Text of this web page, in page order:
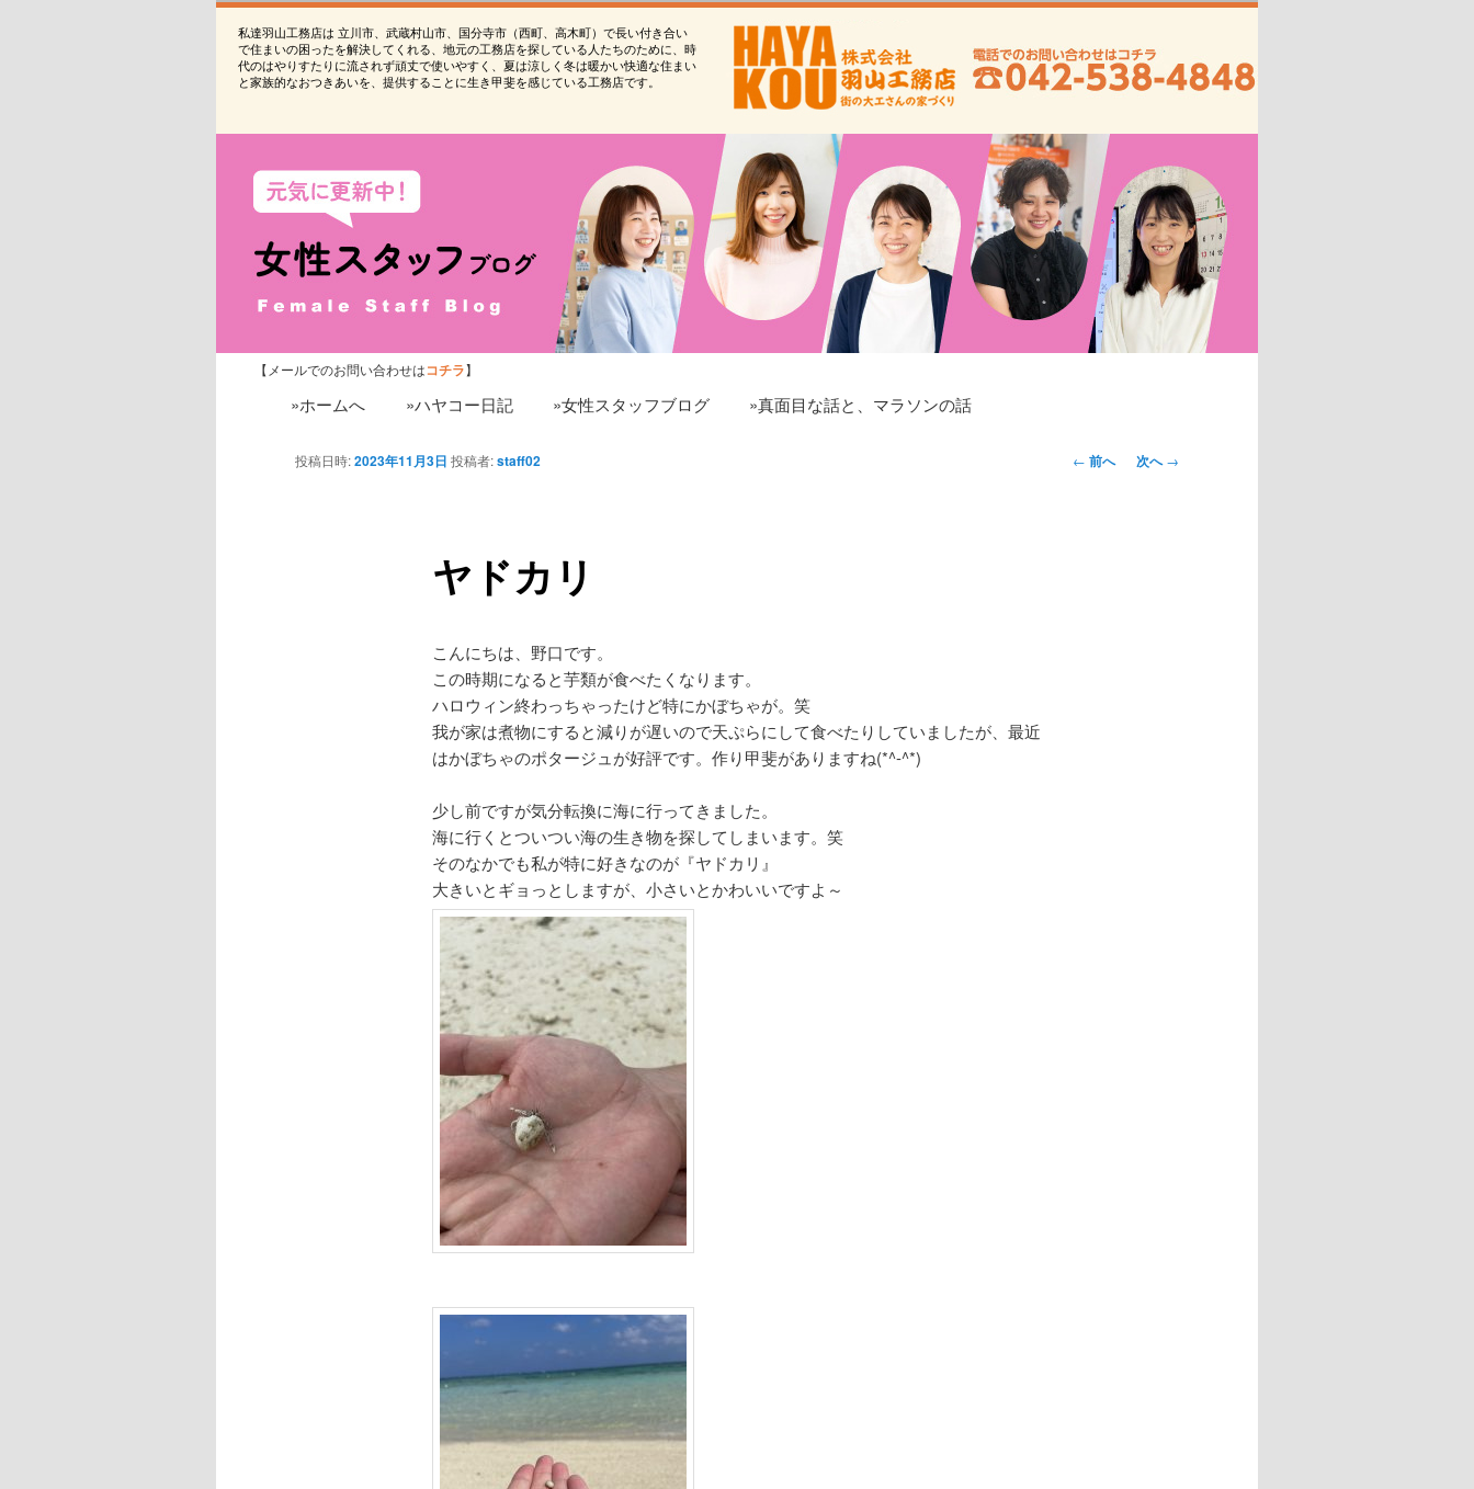
私達羽山工務店は 立川市、武蔵村山市、国分寺市（西町、高木町）で長い付き合い
で住まいの困ったを解決してくれる、地元の工務店を探している人たちのために、時
代のはやりすたりに流されず頑丈で使いやすく、夏は涼しく冬は暖かい快適な住まい
と家族的なおつきあいを、提供することに生き甲斐を感じている工務店です。
【メールでのお問い合わせはコチラ】
»ホームへ »ハヤコー日記 »女性スタッフブログ »真面目な話と、マラソンの話
投
← 前へ 次へ→
ヤドカリ
投稿日時:2023年11月3日 投稿者:staff02
こんにちは、野口です。
この時期になると芋類が食べたくなります。
ハロウィン終わっちゃったけど特にかぼちゃが。笑
我が家は煮物にすると減りが遅いので天ぷらにして食べたりしていましたが、最近
はかぼちゃのポタージュが好評です。作り甲斐がありますね(*^-^*)
少し前ですが気分転換に海に行ってきました。
海に行くとついつい海の生き物を探してしまいます。笑
そのなかでも私が特に好きなのが『ヤドカリ』
大きいとギョっとしますが、小さいとかわいいですよ～